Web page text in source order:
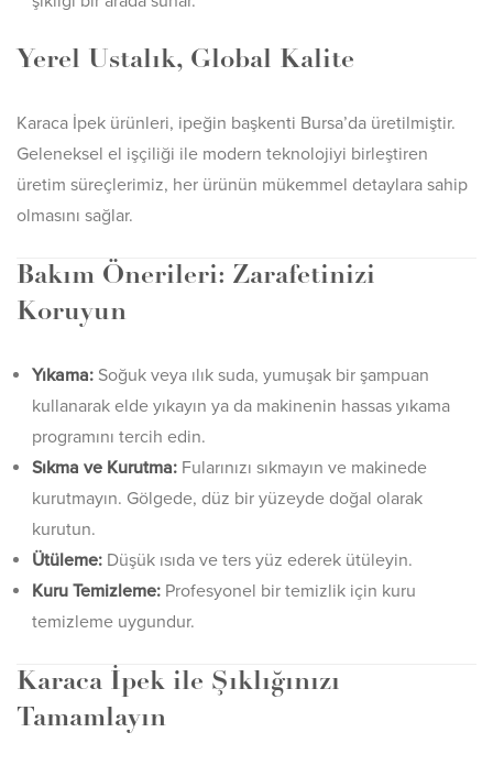
Yerel Ustalık, Global Kalite
Karaca İpek ürünleri, ipeğin başkenti Bursa’da üretilmiştir.
Geleneksel el işçiliği ile modern teknolojiyi birleştiren
üretim süreçlerimiz, her ürünün mükemmel detaylara sahip
olmasını sağlar.
Bakım Önerileri: Zarafetinizi
Koruyun
Yıkama: Soğuk veya ılık suda, yumuşak bir şampuan
kullanarak elde yıkayın ya da makinenin hassas yıkama
programını tercih edin.
Sıkma ve Kurutma: Fularınızı sıkmayın ve makinede
kurutmayın. Gölgede, düz bir yüzeyde doğal olarak
kurutun.
Ütüleme: Düşük ısıda ve ters yüz ederek ütüleyin.
Kuru Temizleme: Profesyonel bir temizlik için kuru
temizleme uygundur.
Karaca İpek ile Şıklığınızı
Tamamlayın